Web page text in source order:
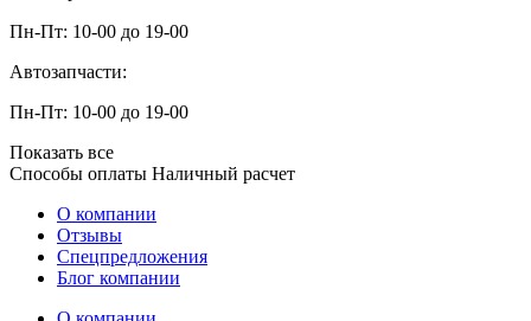
Пн-Пт: 10-00 до 19-00
Автозапчасти:
Пн-Пт: 10-00 до 19-00
Показать все
Способы оплаты Наличный расчет
О компании
Отзывы
Спецпредложения
Блог компании